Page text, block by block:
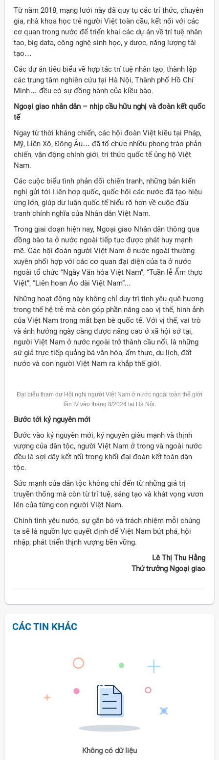
Từ năm 2018, mạng lưới này đã quy tụ các trí thức, chuyên
gia, nhà khoa học trẻ người Việt toàn cầu, kết nối với các
cơ quan trong nước để triển khai các dự án về trí tuệ nhân
tạo, big data, công nghệ sinh học, y dược, năng lượng tái
tạo…
Các dự án tiêu biểu về hợp tác trí tuệ nhân tạo, thành lập
các trung tâm nghiên cứu tại Hà Nội, Thành phố Hồ Chí
Minh… đều có sự đồng hành của kiều bào.
Ngoại giao nhân dân – nhịp cầu hữu nghị và đoàn kết quốc
tế
Ngay từ thời kháng chiến, các hội đoàn Việt kiều tại Pháp,
Mỹ, Liên Xô, Đông Âu… đã tổ chức nhiều phong trào phản
chiến, vận động chính giới, trí thức quốc tế ủng hộ Việt
Nam.
Các cuộc biểu tình phản đối chiến tranh, những bản kiến
nghị gửi tới Liên hợp quốc, quốc hội các nước đã tạo hiệu
ứng lớn, giúp dư luận quốc tế hiểu rõ hơn về cuộc đấu
tranh chính nghĩa của Nhân dân Việt Nam.
Trong giai đoạn hiện nay, Ngoại giao Nhân dân thông qua
đồng bào ta ở nước ngoài tiếp tục được phát huy mạnh
mẽ. Các hội đoàn người Việt Nam ở nước ngoài thường
xuyên phối hợp với các cơ quan đại diện của ta ở nước
ngoài tổ chức “Ngày Văn hóa Việt Nam”, “Tuần lễ Ẩm thực
Việt”, “Liên hoan Áo dài Việt Nam”...
Những hoạt động này không chỉ duy trì tình yêu quê hương
trong thế hệ trẻ mà còn góp phần nâng cao vị thế, hình ảnh
của Việt Nam trong mắt bạn bè quốc tế. Với vị thế, vai trò
và ảnh hưởng ngày càng được nâng cao ở xã hội sở tại,
người Việt Nam ở nước ngoài trở thành cầu nối, là những
sứ giả trực tiếp quảng bá văn hóa, ẩm thực, du lịch, đất
nước và con người Việt Nam ra khắp thế giới.
Đại biểu tham dự Hội nghị người Việt Nam ở nước ngoài toàn thế giới
lần IV vào tháng 8/2024 tại Hà Nội.
Bước tới kỷ nguyên mới
Bước vào kỷ nguyên mới, kỷ nguyên giàu mạnh và thịnh
vượng của dân tộc, người Việt Nam ở trong và ngoài nước
đều là sợi dây kết nối trong khối đại đoàn kết toàn dân
tộc.
Sức mạnh của dân tộc không chỉ đến từ những giá trị
truyền thống mà còn từ trí tuệ, sáng tạo và khát vọng vươn
lên của từng con người Việt Nam.
Chính tình yêu nước, sự gắn bó và trách nhiệm mỗi chúng
ta sẽ là nguồn lực quyết định để Việt Nam bứt phá, hội
nhập, phát triển thịnh vượng bền vững.
Lê Thị Thu Hằng
Thứ trưởng Ngoại giao
CÁC TIN KHÁC
Không có dữ liệu